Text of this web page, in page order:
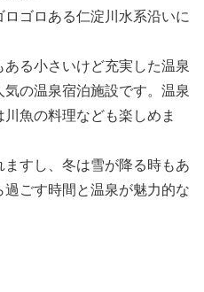
ゴロある仁淀川水系沿いに
る小さいけど充実した温泉
の温泉宿泊施設です。温泉
魚の料理なども楽しめま
すし、冬は雪が降る時もあ
ごす時間と温泉が魅力的な